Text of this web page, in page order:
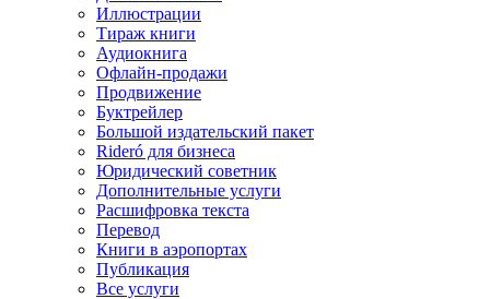
Иллюстрации
Тираж книги
Аудиокнига
Офлайн-продажи
Продвижение
Буктрейлер
Большой издательский пакет
Rideró для бизнеса
Юридический советник
Дополнительные услуги
Расшифровка текста
Перевод
Книги в аэропортах
Публикация
Все услуги